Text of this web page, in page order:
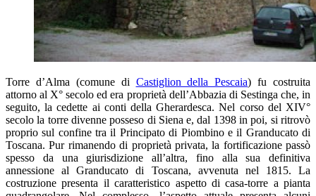
Torre d’Alma (comune di Castiglion della Pescaia) fu costruita
attorno al X° secolo ed era proprietà dell’Abbazia di Sestinga che, in
seguito, la cedette ai conti della Gherardesca. Nel corso del XIV°
secolo la torre divenne posseso di Siena e, dal 1398 in poi, si ritrovò
proprio sul confine tra il Principato di Piombino e il Granducato di
Toscana. Pur rimanendo di proprietà privata, la fortificazione passò
spesso da una giurisdizione all’altra, fino alla sua definitiva
annessione al Granducato di Toscana, avvenuta nel 1815. La
costruzione presenta il caratteristico aspetto di casa-torre a pianta